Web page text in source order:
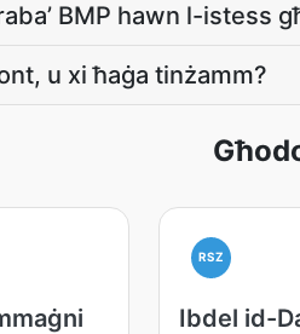
BMP hawn l-istess
u xi ħaġa tinżamm?
RSZ
Ibdel id-